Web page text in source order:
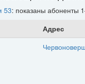
53: показаны абоненты
Адрес